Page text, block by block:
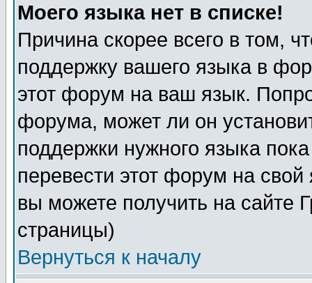
Моего языка нет в списке!
Причина скорее всего в том,
поддержку вашего языка в
этот форум на ваш язык.
форума, может ли он
поддержки нужного языка
перевести этот форум на
вы можете получить на сайте
страницы)
Вернуться к началу